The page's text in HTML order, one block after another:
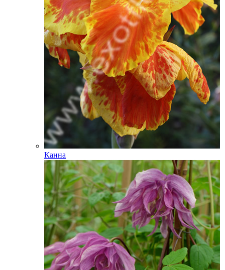
Канна